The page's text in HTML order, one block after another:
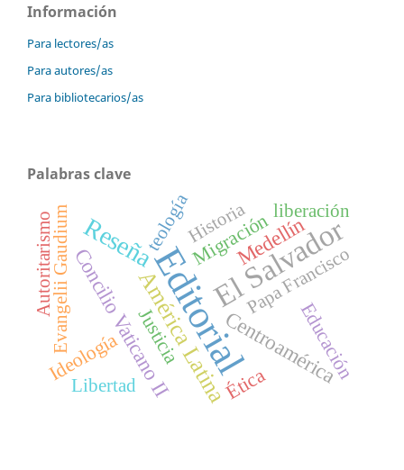
Información
Para lectores/as
Para autores/as
Para bibliotecarios/as
Palabras clave
EditorialEl Salvador
Reseña
América Latina
Concilio Vaticano II Centroamérica
Medellín
Migración
Ideología Educación
Ética
Justicia
Evangelii Gaudium Papa Francisco
teología
Autoritarismo Historia
Libertad
liberación